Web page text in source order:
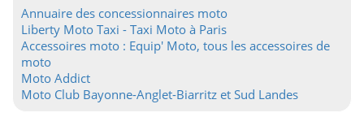
Annuaire des concessionnaires moto
Liberty Moto Taxi - Taxi Moto à Paris
Accessoires moto : Equip' Moto, tous les accessoires de
moto
Moto Addict
Moto Club Bayonne-Anglet-Biarritz et Sud Landes